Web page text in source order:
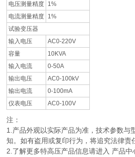
电压测量精度 1%
电流测量精度 1%
试验变压器
输入电压
AC0-220V
容量
10KVA
输入电流
0-50A
输出电压
AC0-100kV
输出电流
0-100mA
仪表电压
AC0-100V
注：
1.产品外观以实际产品为准，技术参数与
知。如有盗用或复印行为，将追究法律责
2.了解更多特高压产品信息请进入 产品中